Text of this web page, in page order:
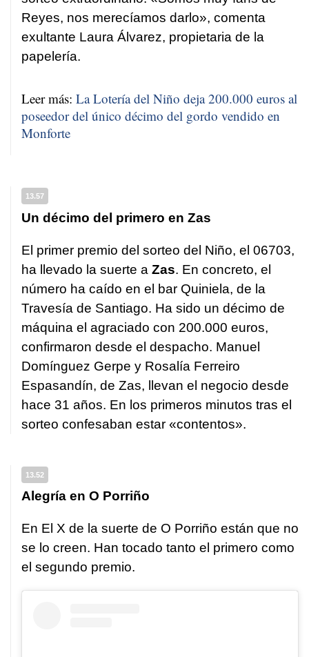
Reyes, nos merecíamos darlo», comenta
exultante Laura Álvarez, propietaria de la
papelería.
Leer más: La Lotería del Niño deja 200.000 euros al
poseedor del único décimo del gordo vendido en
Monforte
13.57
Un décimo del primero en Zas
El primer premio del sorteo del Niño, el 06703,
ha llevado la suerte a Zas. En concreto, el
número ha caído en el bar Quiniela, de la
Travesía de Santiago. Ha sido un décimo de
máquina el agraciado con 200.000 euros,
confirmaron desde el despacho. Manuel
Domínguez Gerpe y Rosalía Ferreiro
Espasandín, de Zas, llevan el negocio desde
hace 31 años. En los primeros minutos tras el
sorteo confesaban estar «contentos».
13.52
Alegría en O Porriño
En El X de la suerte de O Porriño están que no
se lo creen. Han tocado tanto el primero como
el segundo premio.